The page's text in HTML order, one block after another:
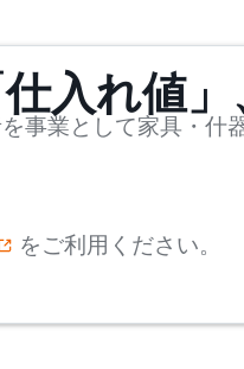
入れ値」
事業として家具・什
をご利用ください。